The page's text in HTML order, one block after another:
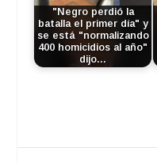
"Negro perdió la
batalla el primer día" y
se está "normalizando
400 homicidios al año"
dijo…